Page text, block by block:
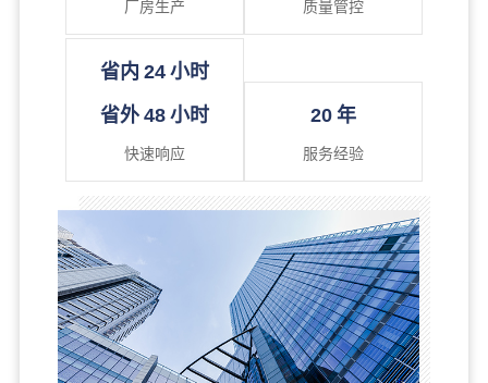
厂房生产 质量管控
省内 24 小时
省外 48 小时
快速响应
20 年
服务经验